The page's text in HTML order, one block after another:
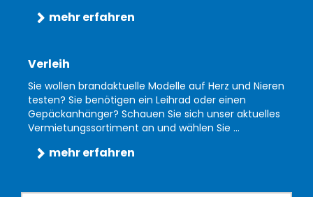
mehr erfahren
Verleih
Sie wollen brandaktuelle Modelle auf Herz und Nieren
testen? Sie benötigen ein Leihrad oder einen
Gepäckanhänger? Schauen Sie sich unser aktuelles
Vermietungssortiment an und wählen Sie ...
mehr erfahren